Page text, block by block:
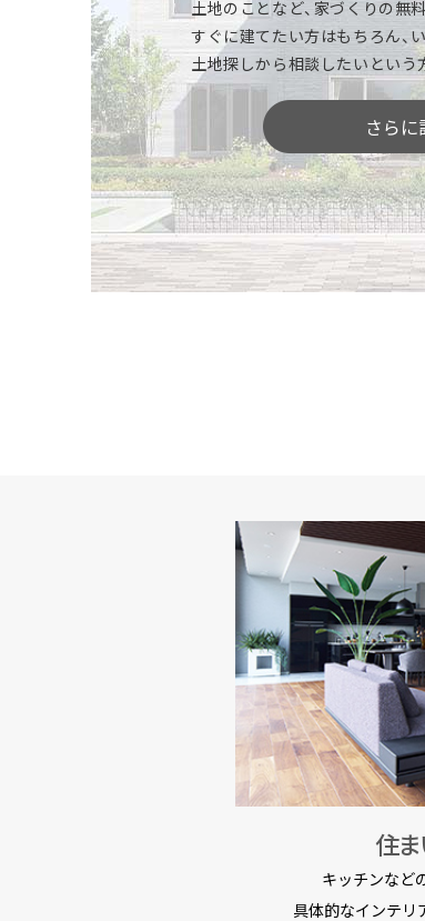
土地のことなど、家づくりの無
すぐに建てたい方はもちろん、
土地探しから相談したいという
さらに
所、浴室、トイレ、収納やインテ
ください。機能性、デザイン性
いただけます。※商品により標
「間取りや広さ」を
空間の広がりや奥行き感、部屋
りにくい広さや間取り、動線な
部屋と部屋を行き来したり、ご
を見つけてください。
住
キッチンなど
具体的なインテリ